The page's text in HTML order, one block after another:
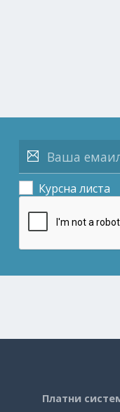
Курсна листа
Платни